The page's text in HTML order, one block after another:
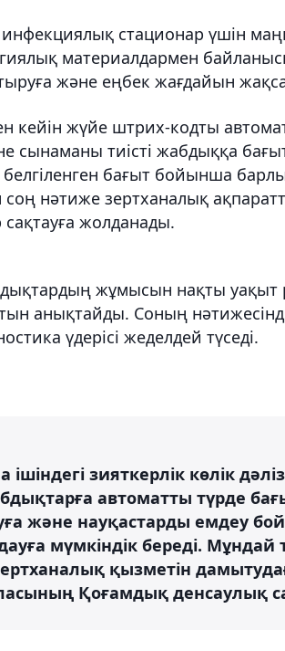
стационар үшін
материалдармен
және еңбек жағдайын
кейін жүйе штрих-кодты
сынаманы тиісті жабдыққа
белгіленген бағыт бойынша
соң нәтиже зертханалық
сақтауға жолданады.
жұмысын нақты уақыт
анықтайды. Соның
үдерісі жеделдей түседі.
зияткерлік көлік
автоматты түрде
және науқастарды емдеу
мүмкіндік береді. Мұндай
қызметін
Қоғамдық денсаулық